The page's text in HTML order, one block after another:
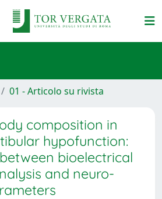
01 - Articolo su rivista
composition in
hypofunction:
bioelectrical
and neuro-